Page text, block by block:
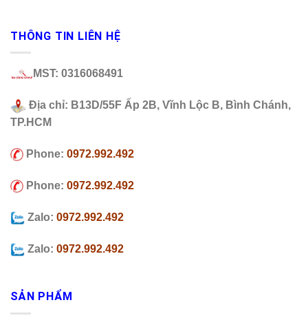
THÔNG TIN LIÊN HỆ
MST: 0316068491
Địa chỉ: B13D/55F Ấp 2B, Vĩnh Lộc B, Bình Chánh,
TP.HCM
Phone: 0972.992.492
Phone: 0972.992.492
Zalo: 0972.992.492
Zalo: 0972.992.492
SẢN PHẨM